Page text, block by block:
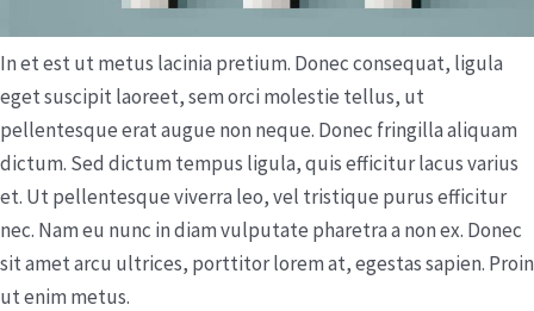
In et est ut metus lacinia pretium. Donec consequat, ligula
eget suscipit laoreet, sem orci molestie tellus, ut
pellentesque erat augue non neque. Donec fringilla aliquam
dictum. Sed dictum tempus ligula, quis efficitur lacus varius
et. Ut pellentesque viverra leo, vel tristique purus efficitur
nec. Nam eu nunc in diam vulputate pharetra a non ex. Donec
sit amet arcu ultrices, porttitor lorem at, egestas sapien. Proin
ut enim metus.